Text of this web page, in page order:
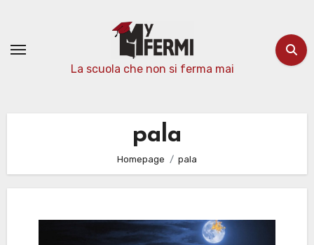
contenuto
La scuola che non si ferma mai
pala
Homepage pala